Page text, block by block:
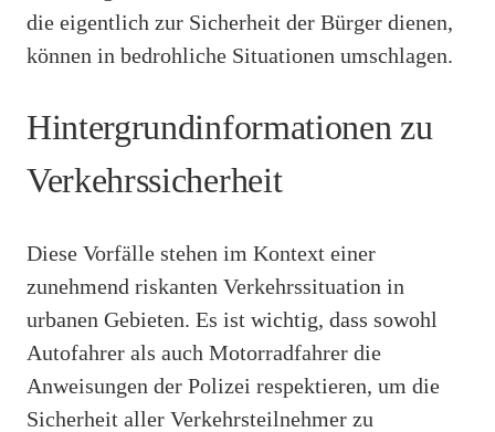
die eigentlich zur Sicherheit der Bürger dienen,
können in bedrohliche Situationen umschlagen.
Hintergrundinformationen zu
Verkehrssicherheit
Diese Vorfälle stehen im Kontext einer
zunehmend riskanten Verkehrssituation in
urbanen Gebieten. Es ist wichtig, dass sowohl
Autofahrer als auch Motorradfahrer die
Anweisungen der Polizei respektieren, um die
Sicherheit aller Verkehrsteilnehmer zu